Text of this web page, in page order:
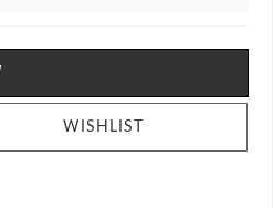
WISHLIST